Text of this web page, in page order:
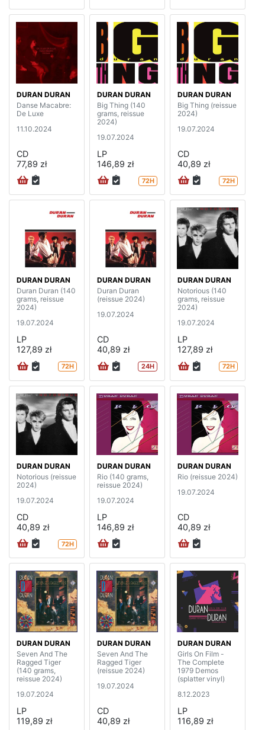
DURAN DURAN
Danse Macabre:
De Luxe
11.10.2024
CD
77,89 zł
DURAN DURAN
Big Thing (140
grams, reissue
2024)
19.07.2024
LP
146,89 zł
72H
DURAN DURAN
Big Thing (reissue
2024)
19.07.2024
CD
40,89 zł
72H
DURAN DURAN
Duran Duran (140
grams, reissue
2024)
19.07.2024
LP
127,89 zł
72H
DURAN DURAN
Duran Duran
(reissue 2024)
19.07.2024
CD
40,89 zł
24H
DURAN DURAN
Notorious (140
grams, reissue
2024)
19.07.2024
LP
127,89 zł
72H
DURAN DURAN
Notorious (reissue
2024)
19.07.2024
CD
40,89 zł
72H
DURAN DURAN
Rio (140 grams,
reissue 2024)
19.07.2024
LP
146,89 zł
DURAN DURAN
Rio (reissue 2024)
19.07.2024
CD
40,89 zł
DURAN DURAN
Seven And The
Ragged Tiger
(140 grams,
reissue 2024)
19.07.2024
LP
119,89 zł
DURAN DURAN
Seven And The
Ragged Tiger
(reissue 2024)
19.07.2024
CD
40,89 zł
DURAN DURAN
Girls On Film -
The Complete
1979 Demos
(splatter vinyl)
8.12.2023
LP
116,89 zł